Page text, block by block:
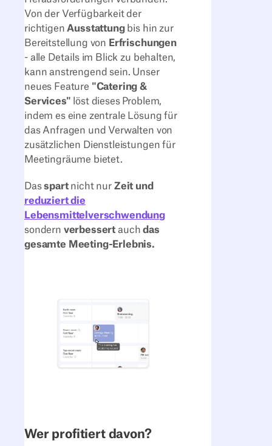
Von der Verfügbarkeit der
richtigen Ausstattung bis hin zur
Bereitstellung von Erfrischungen
- alle Details im Blick zu behalten,
kann anstrengend sein. Unser
neues Feature "Catering &
Services" löst dieses Problem,
indem es eine zentrale Lösung für
das Anfragen und Verwalten von
zusätzlichen Dienstleistungen für
Meetingräume bietet.
Dasspart nicht nur Zeit und
reduziert die
Lebensmittelverschwendung
sondern verbessert auchdas
gesamte Meeting-Erlebnis.
Wer profitiert davon?